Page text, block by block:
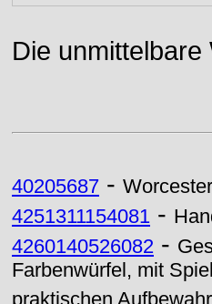
Die
40205687 -
4251311154081 -
4260140526082 -
Farbenwürfel, mit
praktischen